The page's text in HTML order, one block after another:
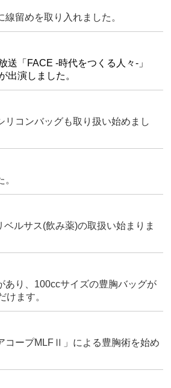
線留めを取り入れました。
送「FACE -時代をつくる人々-」
出演しました。
リコンバッグも取り扱い始めまし
ルサス(飲み薬)の取扱い始まりま
あり、100ccサイズの豊胸バッグが
けます。
コープMLFⅡ」による豊胸術を始め